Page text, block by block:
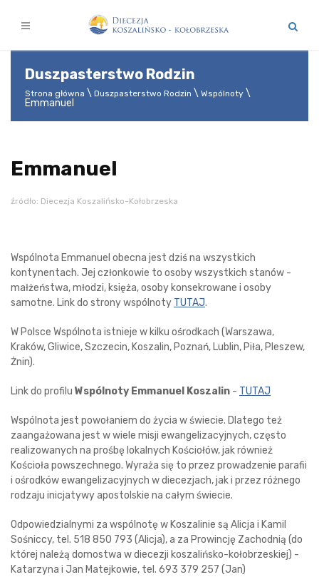
Duszpasterstwo Rodzin
Strona główna Duszpasterstwo Rodzin Wspólnoty
Emmanuel
Emmanuel
źródło: Diecezja Koszalińsko-Kołobrzeska
Wspólnota Emmanuel obecna jest dziś na wszystkich
kontynentach. Jej członkowie to osoby wszystkich stanów -
małżeństwa, młodzi, księża, osoby konsekrowane i osoby
samotne. Link do strony wspólnoty TUTAJ.
W Polsce Wspólnota istnieje w kilku ośrodkach (Warszawa,
Kraków, Gliwice, Szczecin, Koszalin, Poznań, Lublin, Piła, Pleszew,
Żnin).
Link do profilu Wspólnoty Emmanuel Koszalin - TUTAJ
Wspólnota jest powołaniem do życia w świecie. Dlatego też
zaangażowana jest w wiele misji ewangelizacyjnych, często
realizowanych na prośbę lokalnych Kościołów, jak również
Kościoła powszechnego. Wyraża się to przez prowadzenie parafii
i ośrodków ewangelizacyjnych w diecezjach, jak i przez różnego
rodzaju inicjatywy apostolskie na całym świecie.
Odpowiedzialnymi za wspólnotę w Koszalinie są Alicja i Kamil
Sośniccy, tel. 518 850 793 (Alicja), a za Prowincję Zachodnią (do
której należą domostwa w diecezji koszalińsko-kołobrzeskiej) -
Katarzyna i Jan Matejkowie, tel. 693 379 257 (Jan)